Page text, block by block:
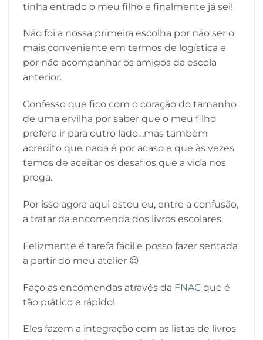
tinha entrado o meu filho e finalmente já sei!
Não foi a nossa primeira escolha por não ser o
mais conveniente em termos de logística e
por não acompanhar os amigos da escola
anterior.
Confesso que fico com o coração do tamanho
de uma ervilha por saber que o meu filho
prefere ir para outro lado…mas também
acredito que nada é por acaso e que às vezes
temos de aceitar os desafios que a vida nos
prega.
Por isso agora aqui estou eu, entre a confusão,
a tratar da encomenda dos livros escolares.
Felizmente é tarefa fácil e posso fazer sentada
a partir do meu atelier 😉
Faço as encomendas através da FNAC que é
tão prático e rápido!
Eles fazem a integração com as listas de livros